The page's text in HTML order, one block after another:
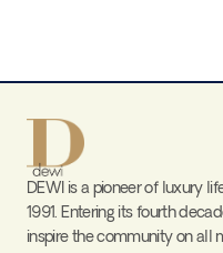
DEWI is a pioneer of luxury
1991. Entering its fourth
inspire the community on all